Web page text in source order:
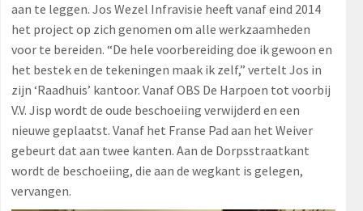
aan te leggen. Jos Wezel Infravisie heeft vanaf eind 2014
het project op zich genomen om alle werkzaamheden
voor te bereiden. “De hele voorbereiding doe ik gewoon en
het bestek en de tekeningen maak ik zelf,” vertelt Jos in
zijn ‘Raadhuis’ kantoor. Vanaf OBS De Harpoen tot voorbij
V.V. Jisp wordt de oude beschoeiing verwijderd en een
nieuwe geplaatst. Vanaf het Franse Pad aan het Weiver
gebeurt dat aan twee kanten. Aan de Dorpsstraatkant
wordt de beschoeiing, die aan de wegkant is gelegen,
vervangen.